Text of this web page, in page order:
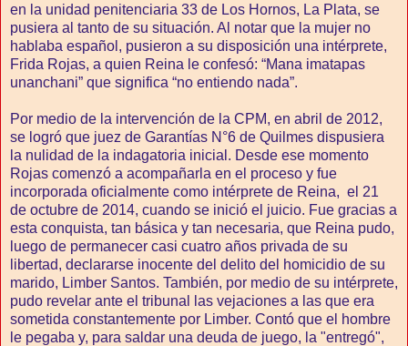
en la unidad penitenciaria 33 de Los Hornos, La Plata, se
pusiera al tanto de su situación. Al notar que la mujer no
hablaba español, pusieron a su disposición una intérprete,
Frida Rojas, a quien Reina le confesó: “Mana imatapas
unanchani” que significa “no entiendo nada”.
Por medio de la intervención de la CPM, en abril de 2012,
se logró que juez de Garantías N°6 de Quilmes dispusiera
la nulidad de la indagatoria inicial. Desde ese momento
Rojas comenzó a acompañarla en el proceso y fue
incorporada oficialmente como intérprete de Reina, el 21
de octubre de 2014, cuando se inició el juicio. Fue gracias a
esta conquista, tan básica y tan necesaria, que Reina pudo,
luego de permanecer casi cuatro años privada de su
libertad, declararse inocente del delito del homicidio de su
marido, Limber Santos. También, por medio de su intérprete,
pudo revelar ante el tribunal las vejaciones a las que era
sometida constantemente por Limber. Contó que el hombre
le pegaba y, para saldar una deuda de juego, la "entregó",